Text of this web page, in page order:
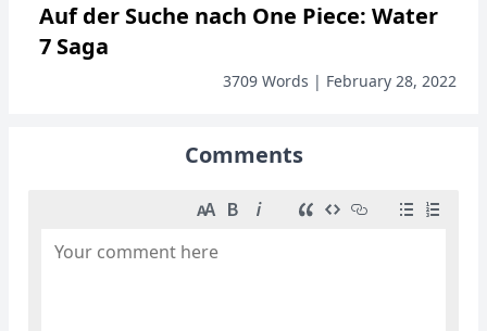
Auf der Suche nach One Piece: Water
7 Saga
3709 Words | February 28, 2022
Comments